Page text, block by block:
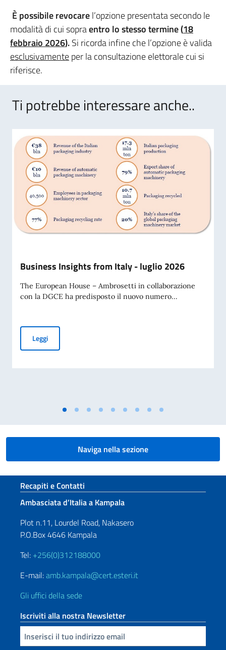
È possibile revocarel’opzione presentata secondo le
modalità di cui sopraentro lo stesso termine (18
febbraio 2026).Si ricorda infine che l’opzione è valida
esclusivamenteper la consultazione elettorale cui si
riferisce.
Ti potrebbe interessare anche..
Business Insights from Italy - luglio 2026
The European House – Ambrosetti in collaborazione
con la DGCE ha predisposto il nuovo numero...
LeggiBusiness Insights from Italy - luglio 2026
Naviga nella sezione
Sezione footer
Recapiti e Contatti
Ambasciata d’Italia a Kampala
Plot n.11, Lourdel Road, Nakasero
P.O.Box 4646 Kampala
Tel: +256(0)312188000
E-mail:amb.kampala@cert.esteri.it
Gli uffici della sede
Iscriviti alla nostra Newsletter
Inserisci la tua email